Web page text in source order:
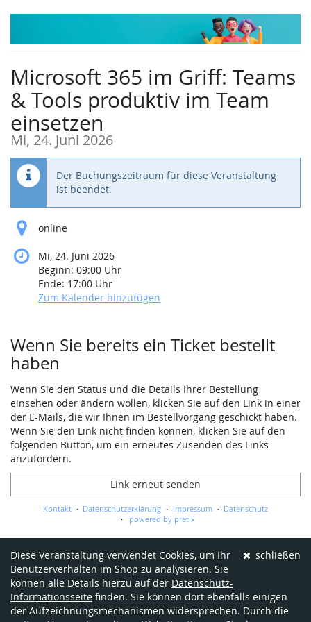
Zum
Microsoft 365 im Griff: Teams
& Tools produktiv im Team
einsetzen
Mi, 24. Juni 2026
Der Buchungszeitraum für diese Veranstaltung
ist beendet.
online
Mi, 24. Juni 2026
Beginn: 09:00 Uhr
Ende: 17:00 Uhr
Zum Kalender hinzufügen
Wenn Sie bereits ein Ticket bestellt
haben
Wenn Sie den Status und die Details Ihrer Bestellung
einsehen oder ändern wollen, klicken Sie auf den Link in einer
der E-Mails, die wir Ihnen im Bestellvorgang geschickt haben.
Wenn Sie den Link nicht finden können, klicken Sie auf den
folgenden Button, um ein erneutes Zusenden des Links
anzufordern.
Link erneut senden
Kontakt Datenschutzerklärung Impressum
Datenschutz
powered by pretix
schließen
Diese Veranstaltung verwendet Cookies, um Ihr
Benutzerverhalten im Shop zu analysieren. Sie
können alle Details hierzu auf der Datenschutz-
Informationsseite finden. Sie können dort ebenfalls einigen
der Aufzeichnungsmechanismen widersprechen. Durch die